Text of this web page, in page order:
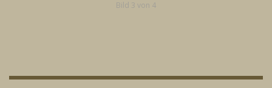
Bild 3 von 4